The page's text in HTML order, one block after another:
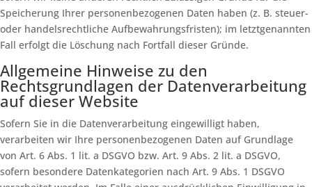
Speicherung Ihrer personenbezogenen Daten haben (z. B. steuer-
oder handelsrechtliche Aufbewahrungsfristen); im letztgenannten
Fall erfolgt die Löschung nach Fortfall dieser Gründe.
Allgemeine Hinweise zu den
Rechtsgrundlagen der Datenverarbeitung
auf dieser Website
Sofern Sie in die Datenverarbeitung eingewilligt haben,
verarbeiten wir Ihre personenbezogenen Daten auf Grundlage
von Art. 6 Abs. 1 lit. a DSGVO bzw. Art. 9 Abs. 2 lit. a DSGVO,
sofern besondere Datenkategorien nach Art. 9 Abs. 1 DSGVO